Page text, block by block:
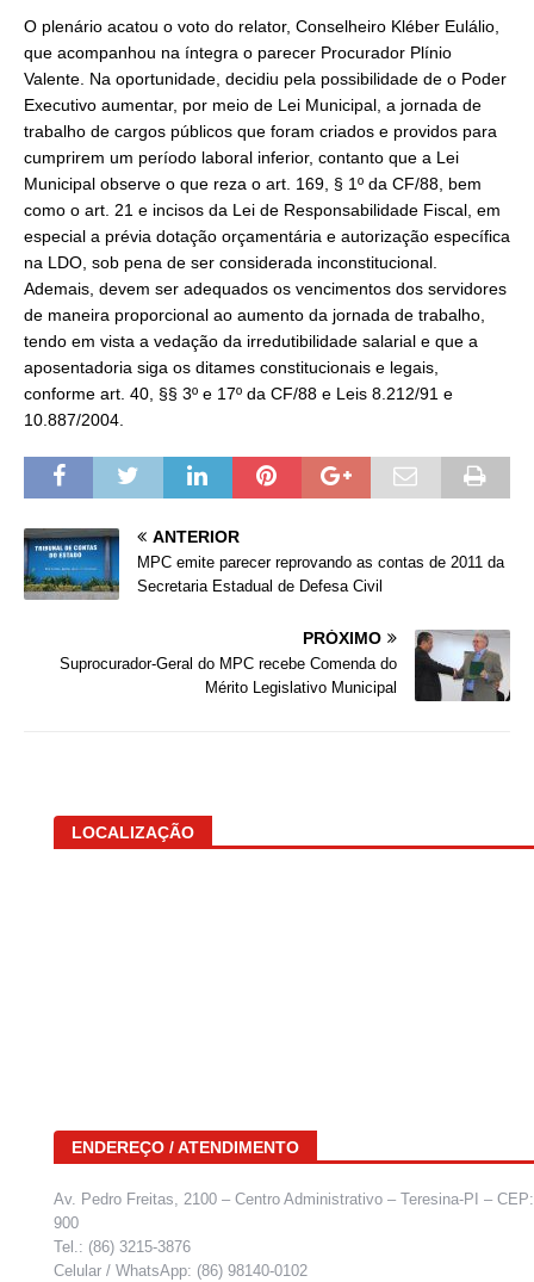
O plenário acatou o voto do relator, Conselheiro Kléber Eulálio,
que acompanhou na íntegra o parecer Procurador Plínio
Valente. Na oportunidade, decidiu pela possibilidade de o Poder
Executivo aumentar, por meio de Lei Municipal, a jornada de
trabalho de cargos públicos que foram criados e providos para
cumprirem um período laboral inferior, contanto que a Lei
Municipal observe o que reza o art. 169, § 1º da CF/88, bem
como o art. 21 e incisos da Lei de Responsabilidade Fiscal, em
especial a prévia dotação orçamentária e autorização específica
na LDO, sob pena de ser considerada inconstitucional.
Ademais, devem ser adequados os vencimentos dos servidores
de maneira proporcional ao aumento da jornada de trabalho,
tendo em vista a vedação da irredutibilidade salarial e que a
aposentadoria siga os ditames constitucionais e legais,
conforme art. 40, §§ 3º e 17º da CF/88 e Leis 8.212/91 e
10.887/2004.
ANTERIOR
MPC emite parecer reprovando as contas de 2011 da
Secretaria Estadual de Defesa Civil
PRÓXIMO
Suprocurador-Geral do MPC recebe Comenda do
Mérito Legislativo Municipal
LOCALIZAÇÃO
ENDEREÇO / ATENDIMENTO
Av. Pedro Freitas, 2100 – Centro Administrativo – Teresina-PI –
900
Tel.: (86) 3215-3876
Celular / WhatsApp: (86) 98140-0102